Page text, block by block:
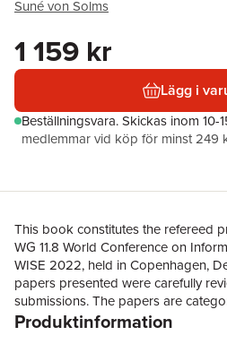
Suné von Solms
1 159 kr
Lägg i
Beställningsvara.Skickas inom 10-
medlemmar vid köp för minst 249
This book constitutes the refereed
WG 11.8 World Conference on
WISE 2022, held in Copenhagen,
papers presented were carefully
submissions. The papers are
topical sub-headings: Securing the
Produktinformation